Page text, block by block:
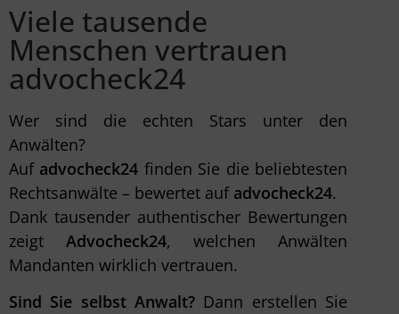
Viele tausende
Menschen vertrauen
advocheck24
Wer sind die echten Stars unter den
Anwälten?
Auf advocheck24 finden Sie die beliebtesten
Rechtsanwälte – bewertet auf advocheck24.
Dank tausender authentischer Bewertungen
zeigt Advocheck24, welchen Anwälten
Mandanten wirklich vertrauen.
Sind Sie selbst Anwalt? Dann erstellen Sie